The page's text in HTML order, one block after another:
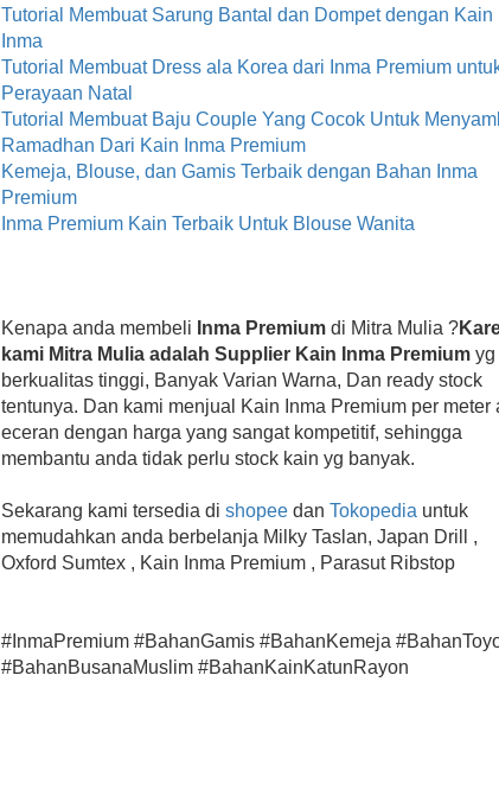
Tutorial Membuat Sarung Bantal dan Dompet dengan Kain
Inma
Tutorial Membuat Dress ala Korea dari Inma Premium
Perayaan Natal
Tutorial Membuat Baju Couple Yang Cocok Untuk
Ramadhan Dari Kain Inma Premium
Kemeja, Blouse, dan Gamis Terbaik dengan Bahan Inma
Premium
Inma Premium Kain Terbaik Untuk Blouse Wanita
Kenapa anda membeli Inma Premiumdi Mitra Mulia ?
kami Mitra Mulia adalah Supplier Kain Inma Premiumyg
berkualitas tinggi, Banyak Varian Warna, Dan ready stock
tentunya. Dan kami menjual Kain Inma Premium per meter
eceran dengan harga yang sangat kompetitif, sehingga
membantu anda tidak perlu stock kain yg banyak.
Sekarang kami tersedia di shopeedan Tokopedia untuk
memudahkan anda berbelanja Milky Taslan, Japan Drill ,
Oxford Sumtex , Kain Inma Premium , Parasut Ribstop
#InmaPremium #BahanGamis #BahanKemeja
#BahanBusanaMuslim #BahanKainKatunRayon